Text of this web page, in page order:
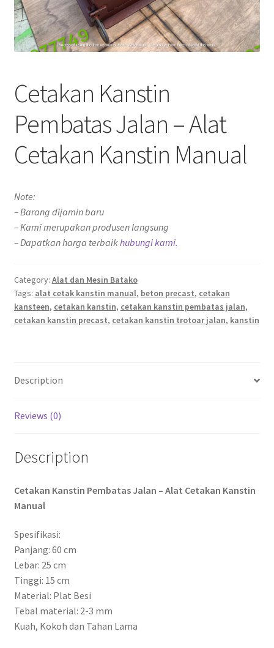
Cetakan Kanstin
Pembatas Jalan – Alat
Cetakan Kanstin Manual
Note:
– Barang dijamin baru
– Kami merupakan produsen langsung
– Dapatkan harga terbaikhubungi kami.
Category: Alat dan Mesin Batako
Tags: alat cetak kanstin manual, beton precast, cetakan
kansteen, cetakan kanstin, cetakan kanstin pembatas jalan,
cetakan kanstin precast, cetakan kanstin trotoar jalan, kanstin
Description
Reviews (0)
Description
Cetakan Kanstin Pembatas Jalan – Alat Cetakan Kanstin
Manual
Spesifikasi:
Panjang: 60 cm
Lebar: 25 cm
Tinggi: 15 cm
Material: Plat Besi
Tebal material: 2-3 mm
Kuah, Kokoh dan Tahan Lama